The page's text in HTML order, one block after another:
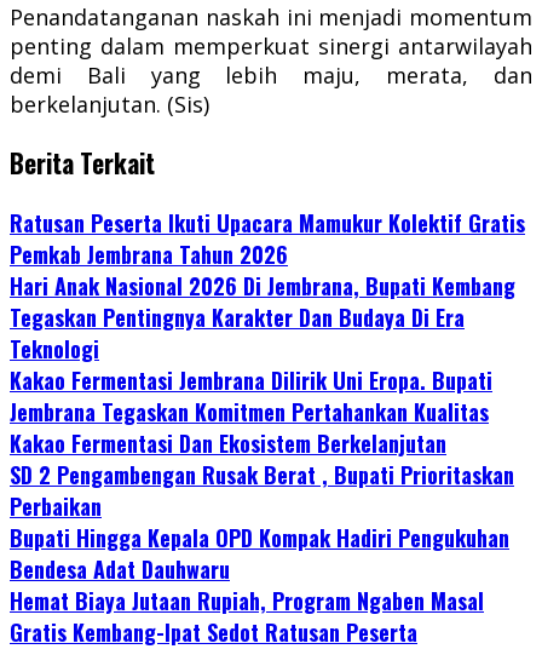
Penandatanganan naskah ini menjadi momentum
penting dalam memperkuat sinergi antarwilayah
demi Bali yang lebih maju, merata, dan
berkelanjutan. (Sis)
Berita Terkait
Ratusan Peserta Ikuti Upacara Mamukur Kolektif Gratis
Pemkab Jembrana Tahun 2026
Hari Anak Nasional 2026 Di Jembrana, Bupati Kembang
Tegaskan Pentingnya Karakter Dan Budaya Di Era
Teknologi
Kakao Fermentasi Jembrana Dilirik Uni Eropa. Bupati
Jembrana Tegaskan Komitmen Pertahankan Kualitas
Kakao Fermentasi Dan Ekosistem Berkelanjutan
SD 2 Pengambengan Rusak Berat , Bupati Prioritaskan
Perbaikan
Bupati Hingga Kepala OPD Kompak Hadiri Pengukuhan
Bendesa Adat Dauhwaru
Hemat Biaya Jutaan Rupiah, Program Ngaben Masal
Gratis Kembang-Ipat Sedot Ratusan Peserta